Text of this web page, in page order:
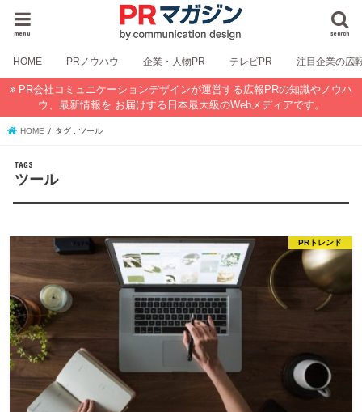
search
menu
HOME PRノウハウ 企業・人物PR テレビPR 注目企業の広
PR会社コミュニケーションデザインが運営する広報PRの知識やノウハ
ウ、最新情報を お届けする日本最大級のWebメディアです。
HOME タグ : ツール
ツール
PRトレンド